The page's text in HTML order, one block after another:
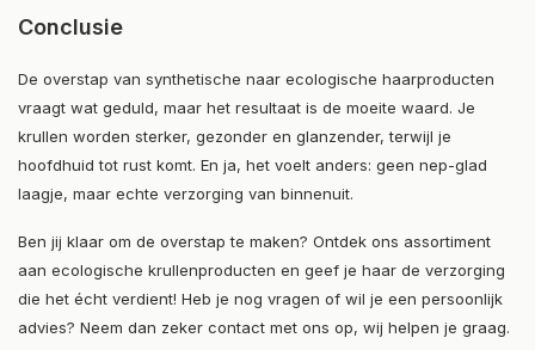
Conclusie
De overstap van synthetische naar ecologische haarproducten
vraagt wat geduld, maar het resultaat is de moeite waard. Je
krullen worden sterker, gezonder en glanzender, terwijl je
hoofdhuid tot rust komt. En ja, het voelt anders: geen nep-glad
laagje, maar echte verzorging van binnenuit.
Ben jij klaar om de overstap te maken? Ontdek ons assortiment
aan ecologische krullenproducten en geef je haar de verzorging
die het écht verdient! Heb je nog vragen of wil je een persoonlijk
advies? Neem dan zeker contact met ons op, wij helpen je graag.